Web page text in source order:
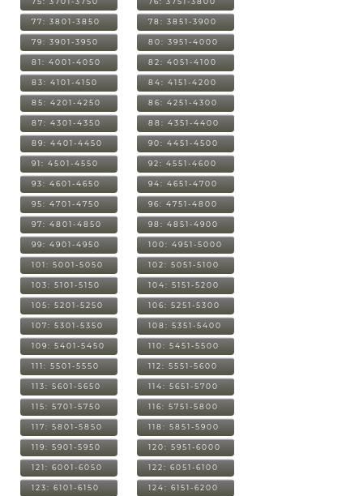
77: 3801-3850 78: 3851-3900
79: 3901-3950 80: 3951-4000
81: 4001-4050 82: 4051-4100
83: 4101-4150 84: 4151-4200
85: 4201-4250 86: 4251-4300
87: 4301-4350 88: 4351-4400
89: 4401-4450 90: 4451-4500
91: 4501-4550 92: 4551-4600
93: 4601-4650 94: 4651-4700
95: 4701-4750 96: 4751-4800
97: 4801-4850 98: 4851-4900
99: 4901-4950 100: 4951-5000
101: 5001-5050 102: 5051-5100
103: 5101-5150 104: 5151-5200
105: 5201-5250 106: 5251-5300
107: 5301-5350 108: 5351-5400
109: 5401-5450 110: 5451-5500
111: 5501-5550 112: 5551-5600
113: 5601-5650 114: 5651-5700
115: 5701-5750 116: 5751-5800
117: 5801-5850 118: 5851-5900
119: 5901-5950 120: 5951-6000
121: 6001-6050 122: 6051-6100
123: 6101-6150 124: 6151-6200